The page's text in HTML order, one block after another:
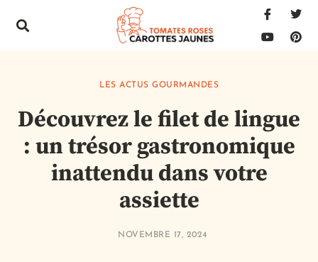
LES ACTUS GOURMANDES
Découvrez le filet de lingue
: un trésor gastronomique
inattendu dans votre
assiette
NOVEMBRE 17, 2024